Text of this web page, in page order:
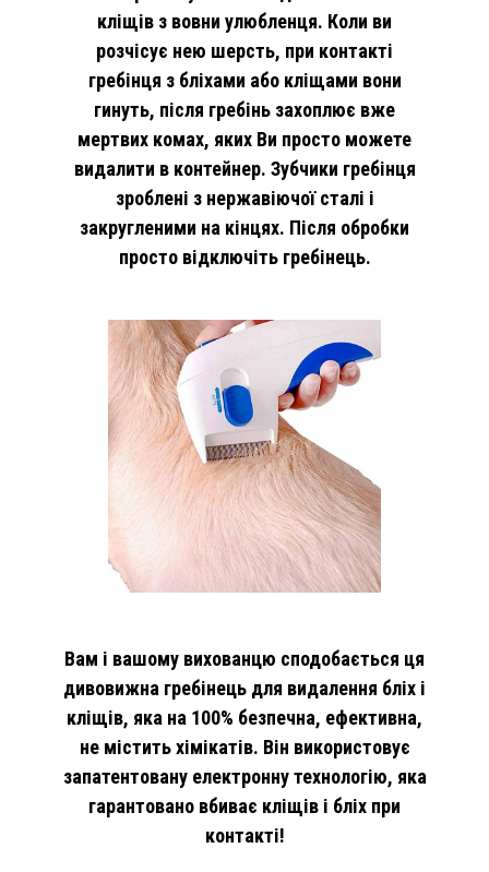
кліщів з вовни улюбленця. Коли ви
розчісує нею шерсть, при контакті
гребінця з бліхами або кліщами вони
гинуть, після гребінь захоплює вже
мертвих комах, яких Ви просто можете
видалити в контейнер. Зубчики гребінця
зроблені з нержавіючої сталі і
закругленими на кінцях. Після обробки
просто відключіть гребінець.
Вам і вашому вихованцю сподобається ця
дивовижна гребінець для видалення бліх і
кліщів, яка на 100% безпечна, ефективна,
не містить хімікатів. Він використовує
запатентовану електронну технологію, яка
гарантовано вбиває кліщів і бліх при
контакті!